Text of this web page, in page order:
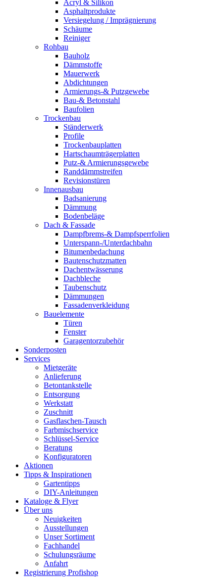
Acryl & Silikon
Asphaltprodukte
Versiegelung / Imprägnierung
Schäume
Reiniger
Rohbau
Bauholz
Dämmstoffe
Mauerwerk
Abdichtungen
Armierungs-& Putzgewebe
Bau-& Betonstahl
Baufolien
Trockenbau
Ständerwerk
Profile
Trockenbauplatten
Hartschaumträgerplatten
Putz-& Armierungsgewebe
Randdämmstreifen
Revisionstüren
Innenausbau
Badsanierung
Dämmung
Bodenbeläge
Dach & Fassade
Dampfbrems-& Dampfsperrfolien
Unterspann-/Unterdachbahn
Bitumenbedachung
Bautenschutzmatten
Dachentwässerung
Dachbleche
Taubenschutz
Dämmungen
Fassadenverkleidung
Bauelemente
Türen
Fenster
Garagentorzubehör
Sonderposten
Services
Mietgeräte
Anlieferung
Betontankstelle
Entsorgung
Werkstatt
Zuschnitt
Gasflaschen-Tausch
Farbmischservice
Schlüssel-Service
Beratung
Konfiguratoren
Aktionen
Tipps & Inspirationen
Gartentipps
DIY-Anleitungen
Kataloge & Flyer
Über uns
Neuigkeiten
Ausstellungen
Unser Sortiment
Fachhandel
Schulungsräume
Anfahrt
Registrierung Profishop